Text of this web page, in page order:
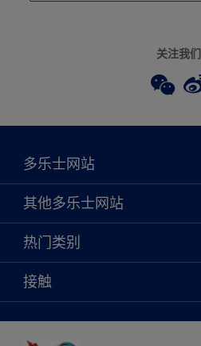
关注我们
多乐士网站
关于我们
联系我们
查找店铺
网站地图
绿色工厂
其他多乐士网站
焕新服务
多乐士专业
天猫官方旗舰店
热门类别
颜色
产品
创意灵感
接触
颜色准确性